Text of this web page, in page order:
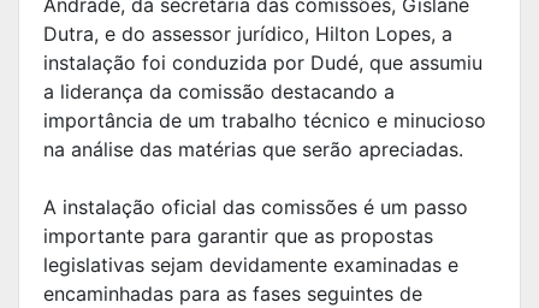
Dutra, e do assessor jurídico, Hilton Lopes, a
instalação foi conduzida por Dudé, que assumiu
a liderança da comissão destacando a
importância de um trabalho técnico e minucioso
na análise das matérias que serão apreciadas.
A instalação oficial das comissões é um passo
importante para garantir que as propostas
legislativas sejam devidamente examinadas e
encaminhadas para as fases seguintes de